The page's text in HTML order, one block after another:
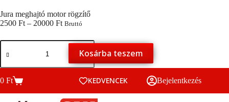
Jura meghajtó motor rögzítő
2500 Ft – 20000 FtÁrtartomány:
-
20000 Ft
Bruttó
Jura
meghajtó
rögzítő
mennyiség
Kosárba teszem
Ennek
terméknek
variációja
Kosár
0 Ft KEDVENCEK Bejelentkezés